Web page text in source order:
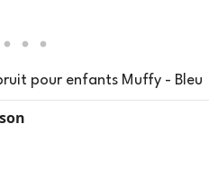
pour enfants Muffy - Bleu